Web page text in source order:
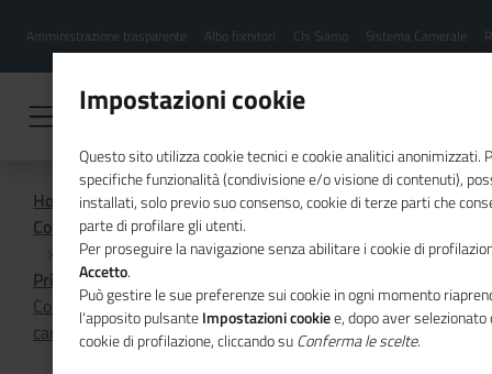
contenuto
Menu
hamburgher
Amministrazione trasparente Albo fornitori Chi Siamo Sistema Camerale
Home
Comunicazione istituzionale per il sistema camerale
Primo Piano
Comitato IGF Italia, prorogati al 27 luglio i termini per le
candidature alla nomina di rappresentanti delle imprese
Impostazioni cookie
Questo sito utilizza cookie tecnici e cookie analitici anonimizzati.
specifiche funzionalità (condivisione e/o visione di contenuti),
installati, solo previo suo consenso, cookie di terze parti che
parte di profilare gli utenti.
Per proseguire la navigazione senza abilitare i cookie di
Accetto.
Può gestire le sue preferenze sui cookie in ogni momento
l'apposito pulsanteImpostazioni cookiee, dopo aver
cookie di profilazione, cliccando suConferma le scelte.